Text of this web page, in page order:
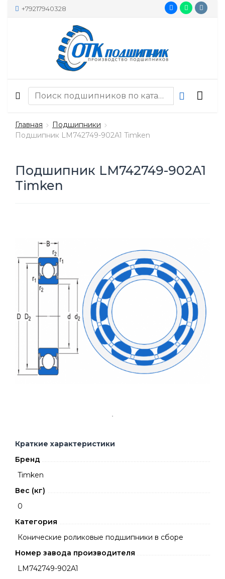
+79217940328
Главная
Подшипники
Подшипник LM742749-902A1 Timken
Подшипник LM742749-902A1
Timken
Краткие характеристики
Бренд
Timken
Вес (кг)
0
Категория
Конические роликовые подшипники в сборе
Номер завода производителя
LM742749-902A1